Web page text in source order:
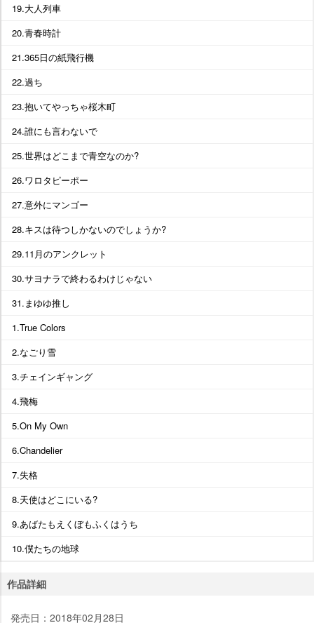
19.大人列車
20.青春時計
21.365日の紙飛行機
22.過ち
23.抱いてやっちゃ桜木町
24.誰にも言わないで
25.世界はどこまで青空なのか?
26.ワロタピーポー
27.意外にマンゴー
28.キスは待つしかないのでしょうか?
29.11月のアンクレット
30.サヨナラで終わるわけじゃない
31.まゆゆ推し
1.True Colors
2.なごり雪
3.チェインギャング
4.飛梅
5.On My Own
6.Chandelier
7.失格
8.天使はどこにいる?
9.あばたもえくぼもふくはうち
10.僕たちの地球
作品詳細
発売日：2018年02月28日